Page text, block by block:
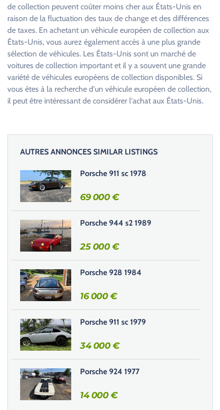
h
e
de collection peuvent coûter moins cher aux États-Unis en
raison de la fluctuation des taux de change et des différences
de taxes. En achetant un véhicule européen de collection aux
États-Unis, vous aurez également accès à une plus grande
sélection de véhicules. Les États-Unis sont un marché de
voitures de collection important et il y a souvent une grande
variété de véhicules européens de collection disponibles. Si
vous êtes à la recherche d'un véhicule européen de collection,
il peut être intéressant de considérer l'achat aux États-Unis.
AUTRES ANNONCES SIMILAR LISTINGS
Porsche 911 sc 1978
69 000€
Porsche 944 s2 1989
25 000€
Porsche 928 1984
16 000€
Porsche 911 sc 1979
34 000€
Porsche 924 1977
14 000€